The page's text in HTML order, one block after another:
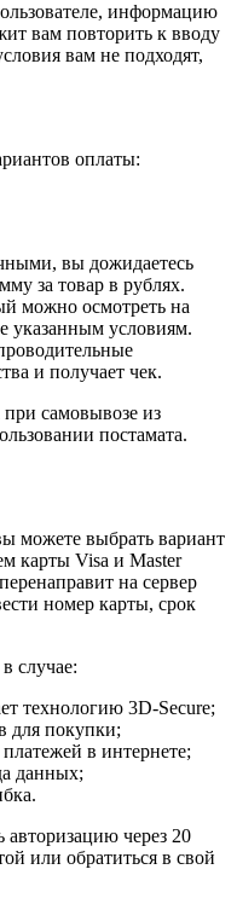
информацию
вам повторить к вводу
вам не подходят,
оплаты:
вы дожидаетесь
за товар в рублях.
можно осмотреть на
указанным условиям.
и получает чек.
самовывозе из
постамата.
можете выбрать вариант
карты Visa и Master
на сервер
номер карты, срок
случае:
технологию 3D-Secure;
для покупки;
в интернете;
данных;
через 20
или обратиться в свой